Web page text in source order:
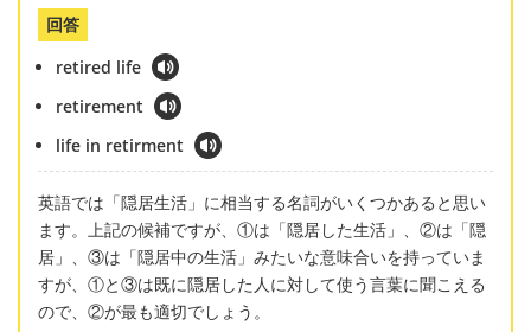
回答
retired life
retirement
life in retirment
英語では「隠居生活」に相当する名詞がいくつかあると思い
ます。上記の候補ですが、①は「隠居した生活」、②は「隠
居」、③は「隠居中の生活」みたいな意味合いを持っていま
すが、①と③は既に隠居した人に対して使う言葉に聞こえる
ので、②が最も適切でしょう。